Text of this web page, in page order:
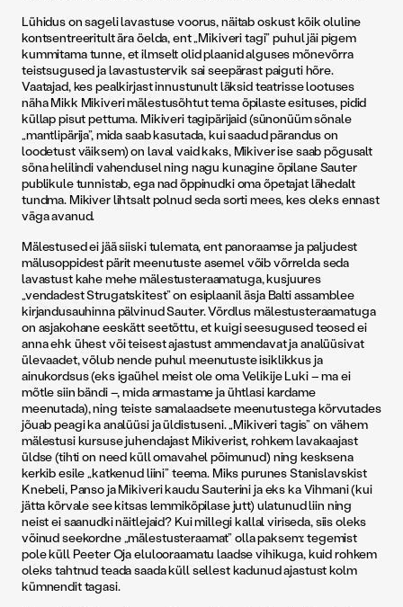
Lühidus on sageli lavastuse voorus, näitab oskust kõik oluline
kontsentreeritult ära öelda, ent „Mikiveri tagi” puhul jäi pigem
kummitama tunne, et ilmselt olid plaanid alguses mõnevõrra
teistsugused ja lavastustervik sai seepärast paiguti hõre.
Vaatajad, kes peal­kirjast innustunult läksid teatrisse lootuses
näha Mikk Mikiveri mälestusõhtut tema õpilaste esituses, pidid
küllap pisut pettuma. Mikiveri tagipärijaid (sünonüüm sõnale
„mantlipärija”, mida saab kasutada, kui saadud pärandus on
loodetust väiksem) on laval vaid kaks, Mikiver ise saab põgusalt
sõna helilindi vahendusel ning nagu kunagine õpilane Sauter
publikule tunnistab, ega nad õppinudki oma õpetajat lähedalt
tundma. Mikiver lihtsalt polnud seda sorti mees, kes oleks ennast
väga avanud.
Mälestused ei jää siiski tulemata, ent panoraamse ja paljudest
mälusoppidest pärit meenutuste asemel võib võrrelda seda
lavastust kahe mehe mälestusteraamatuga, kusjuures
„vendadest Strugatskitest” on esiplaanil äsja Balti assamblee
kirjandusauhinna pälvinud Sauter. Võrdlus mälestusteraamatuga
on asjakohane eeskätt seetõttu, et kuigi seesugused teosed ei
anna ehk ühest või teisest ajastust ammendavat ja analüüsivat
ülevaadet, võlub nende puhul meenutuste isiklikkus ja
ainukordsus (eks igaühel meist ole oma Velikije Luki – ma ei
mõtle siin bändi –, mida armastame ja ühtlasi kardame
meenutada), ning teiste samalaadsete meenutustega kõrvutades
jõuab peagi ka analüüsi ja üldistuseni. „Mikiveri tagis” on vähem
mälestusi kursuse juhendajast Mikiverist, rohkem lavakaajast
üldse (tihti on need küll omavahel põimunud) ning kesksena
kerkib esile „katkenud liini” teema. Miks purunes Stanislavskist
Knebeli, Panso ja Mikiveri kaudu Sauterini ja eks ka Vihmani (kui
jätta kõrvale see kitsas lemmikõpilase jutt) ulatunud liin ning
neist ei saanudki näitlejaid? Kui millegi kallal viriseda, siis oleks
võinud seekordne „mälestusteraamat” olla paksem: tegemist
pole küll Peeter Oja elulooraamatu laadse vihikuga, kuid rohkem
oleks tahtnud teada saada küll sellest kadunud ajastust kolm
kümnendit tagasi.